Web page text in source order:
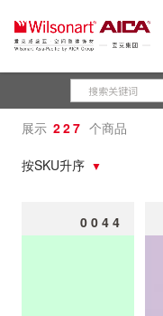
展示 227 个商品
按SKU升序
0044